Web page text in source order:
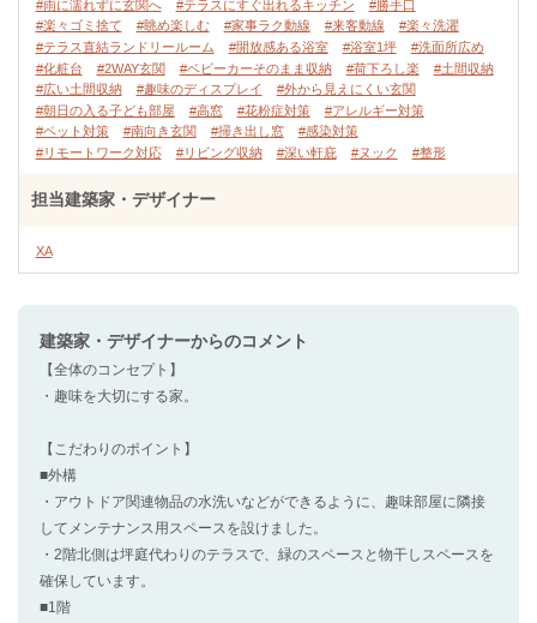
#雨に濡れずに玄関へ #テラスにすぐ出れるキッチン
#勝手口
#楽々ゴミ捨て
#眺め楽しむ #家事ラク動線 #来客動線
#楽々洗濯
#テラス直結ランドリールーム
#開放感ある浴室 #浴室1坪
#洗面所広め
#化粧台
#2WAY玄関 #ベビーカーそのまま収納 #荷下ろし楽
#土間収納
#広い土間収納
#趣味のディスプレイ
#外から見えにくい玄関
#朝日の入る子ども部屋
#高窓 #花粉症対策
#アレルギー対策
#ペット対策
#南向き玄関 #掃き出し窓
#感染対策
#リモートワーク対応
#リビング収納 #深い軒庇 #ヌック #整形
担当建築家・デザイナー
XA
建築家・デザイナーからのコメント
【全体のコンセプト】
・趣味を大切にする家。
【こだわりのポイント】
■外構
・アウトドア関連物品の水洗いなどができるように、趣味部屋に隣接
してメンテナンス用スペースを設けました。
・2階北側は坪庭代わりのテラスで、緑のスペースと物干しスペースを
確保しています。
■1階